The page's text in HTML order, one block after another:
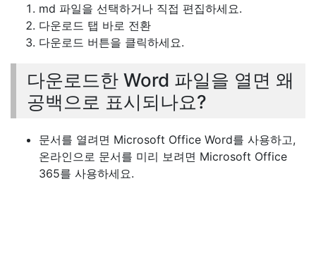
md 파일을 선택하거나 직접 편집하세요.
다운로드 탭 바로 전환
다운로드 버튼을 클릭하세요.
다운로드한 Word 파일을 열면 왜
공백으로 표시되나요?
문서를 열려면 Microsoft Office Word를 사용하고,
온라인으로 문서를 미리 보려면 Microsoft Office
365를 사용하세요.